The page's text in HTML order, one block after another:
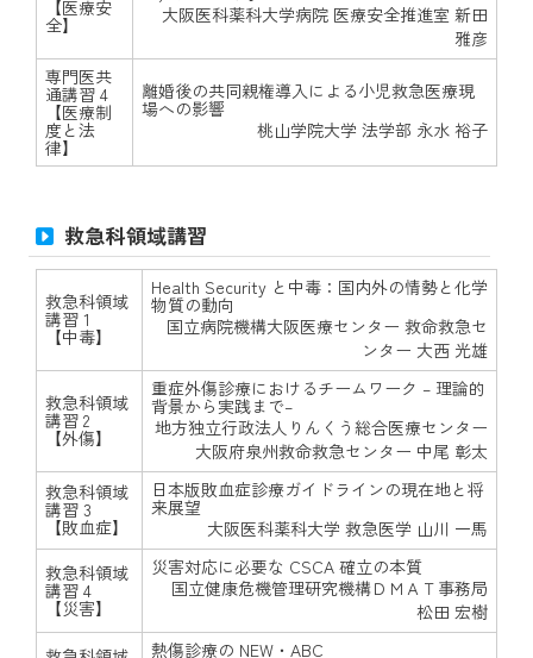
【医療安
全】
大阪医科薬科大学病院 医療安全推進室 新田
雅彦
専門医共
通講習 4
【医療制
度と法
律】
離婚後の共同親権導入による小児救急医療現
場への影響
桃山学院大学 法学部 永水 裕子
救急科領域講習
救急科領域
講習 1
【中毒】
Health Security と中毒：国内外の情勢と化学
物質の動向
国立病院機構大阪医療センター 救命救急セ
ンター 大西 光雄
救急科領域
講習 2
【外傷】
重症外傷診療におけるチームワーク – 理論的
背景から実践まで–
地方独立行政法人りんくう総合医療センター
大阪府泉州救命救急センター 中尾 彰太
救急科領域
講習 3
【敗血症】
日本版敗血症診療ガイドラインの現在地と将
来展望
大阪医科薬科大学 救急医学 山川 一馬
救急科領域
講習 4
【災害】
災害対応に必要な CSCA 確立の本質
国立健康危機管理研究機構ＤＭＡＴ事務局
松田 宏樹
熱傷診療の NEW・ABC